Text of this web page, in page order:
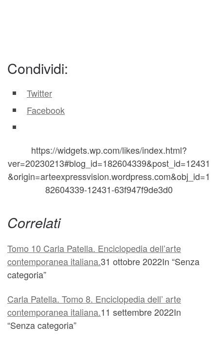
Condividi:
Twitter
Facebook
https://widgets.wp.com/likes/index.html?
ver=20230213#blog_id=182604339&post_id=12431
&origin=arteexpressvision.wordpress.com&obj_id=1
82604339-12431-63f947f9de3d0
Correlati
Tomo 10 Carla Patella. Enciclopedia dell’arte
contemporanea italiana.31 ottobre 2022In “Senza
categoria”
Carla Patella. Tomo 8. Enciclopedia dell’ arte
contemporanea italiana.11 settembre 2022In
“Senza categoria”